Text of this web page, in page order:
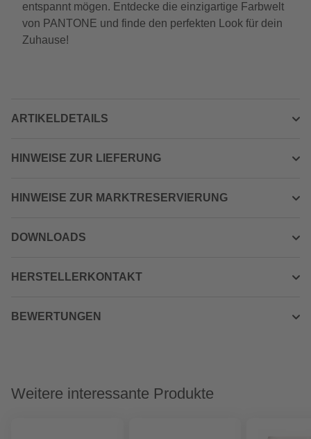
entspannt mögen. Entdecke die einzigartige Farbwelt
von PANTONE und finde den perfekten Look für dein
Zuhause!
ARTIKELDETAILS
HINWEISE ZUR LIEFERUNG
HINWEISE ZUR MARKTRESERVIERUNG
DOWNLOADS
HERSTELLERKONTAKT
BEWERTUNGEN
Weitere interessante Produkte